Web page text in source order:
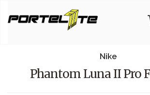
Nike
Phantom Luna II Pro